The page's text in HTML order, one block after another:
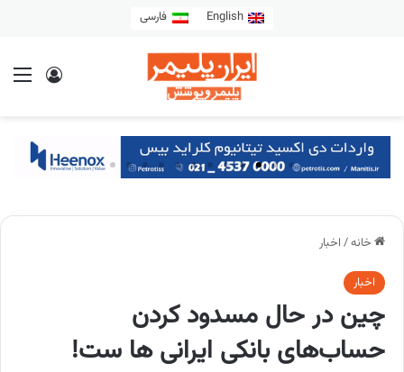
English فارسی
خانه/ اخبار
اخبار
چین در حال مسدود کردن
حساب‌های بانکی ایرانی ها ست!